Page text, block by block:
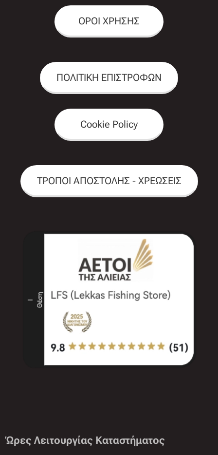
ΟΡΟΙ ΧΡΗΣΗΣ
ΠΟΛΙΤΙΚΗ ΕΠΙΣΤΡΟΦΩΝ
Cookie Policy
ΤΡΟΠΟΙ ΑΠΟΣΤΟΛΗΣ - ΧΡΕΩΣΕΙΣ
Ώρες Λειτουργίας Καταστήματος